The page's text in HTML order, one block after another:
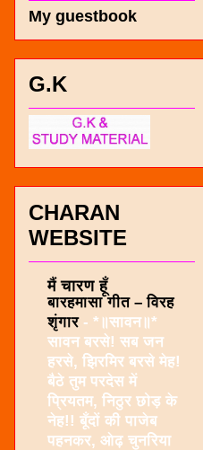
My guestbook
G.K
CHARAN
WEBSITE
मैं चारण हूँ
बारहमासा गीत – विरह
शृंगार - *॥सावन॥*
सावन बरसे! सब जन
हरसे, झिरमिर बरसे मेह!
बैठे तुम परदेस में
प्रियतम, निठुर छोड़ के
नेह!! बूँदों की पाजेब
पहनकर, ओढ़ चुनरिया